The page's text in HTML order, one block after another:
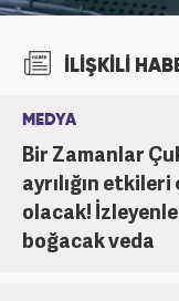
İLİŞKİLİ
MEDYA
Bir Zamanlar
ayrılığın etkileri
olacak!
boğacak veda